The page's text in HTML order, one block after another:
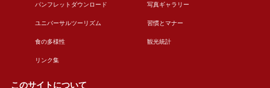
パンフレットダウンロード 写真ギャラリー
ユニバーサルツーリズム 習慣とマナー
食の多様性 観光統計
リンク集
このサイトについて